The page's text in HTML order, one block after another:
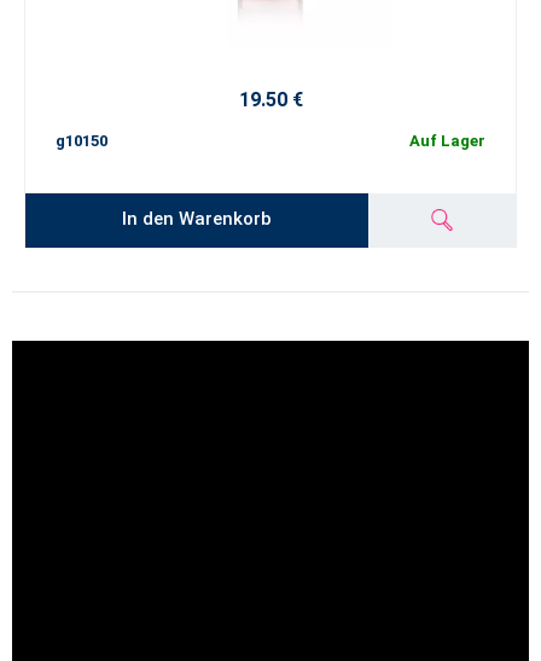
19.50 €
g10150 Auf Lager
In den Warenkorb